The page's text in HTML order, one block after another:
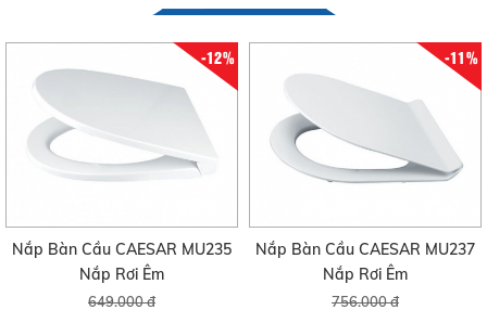
-12%
Nắp Bàn Cầu CAESAR MU235
Nắp Rơi Êm
649.000 đ
-11%
Nắp Bàn Cầu CAESAR MU237
Nắp Rơi Êm
756.000 đ